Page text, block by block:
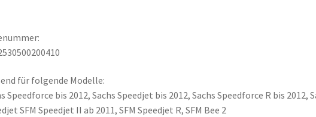
für folgende Modelle:
Speedforce bis 2012, Sachs Speedjet bis 2012, Sachs Speedforce R bis 2012,
SFM Speedjet II ab 2011, SFM Speedjet R, SFM Bee 2